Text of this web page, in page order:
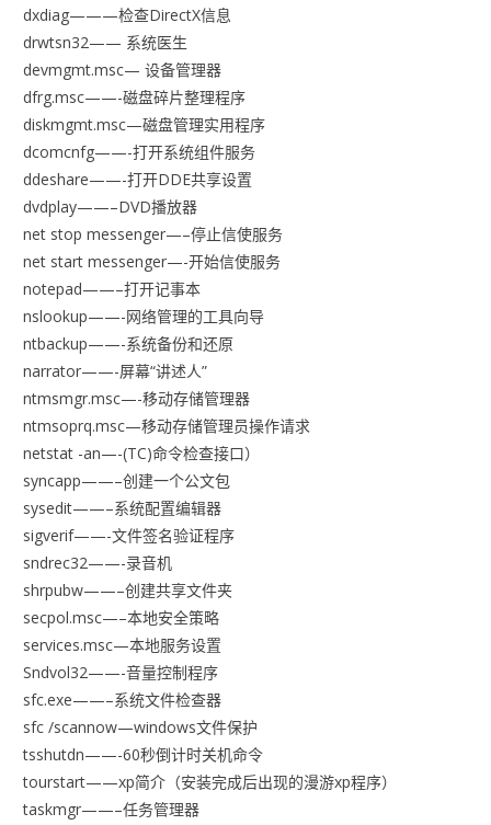
dxdiag———检查DirectX信息
drwtsn32—— 系统医生
devmgmt.msc— 设备管理器
dfrg.msc——-磁盘碎片整理程序
diskmgmt.msc—磁盘管理实用程序
dcomcnfg——-打开系统组件服务
ddeshare——-打开DDE共享设置
dvdplay——–DVD播放器
net stop messenger—–停止信使服务
net start messenger—-开始信使服务
notepad——–打开记事本
nslookup——-网络管理的工具向导
ntbackup——-系统备份和还原
narrator——-屏幕“讲述人”
ntmsmgr.msc—-移动存储管理器
ntmsoprq.msc—移动存储管理员操作请求
netstat -an—-(TC)命令检查接口）
syncapp——–创建一个公文包
sysedit——–系统配置编辑器
sigverif——-文件签名验证程序
sndrec32——-录音机
shrpubw——–创建共享文件夹
secpol.msc—–本地安全策略
services.msc—本地服务设置
Sndvol32——-音量控制程序
sfc.exe——–系统文件检查器
sfc /scannow—windows文件保护
tsshutdn——-60秒倒计时关机命令
tourstart——xp简介（安装完成后出现的漫游xp程序）
taskmgr——–任务管理器